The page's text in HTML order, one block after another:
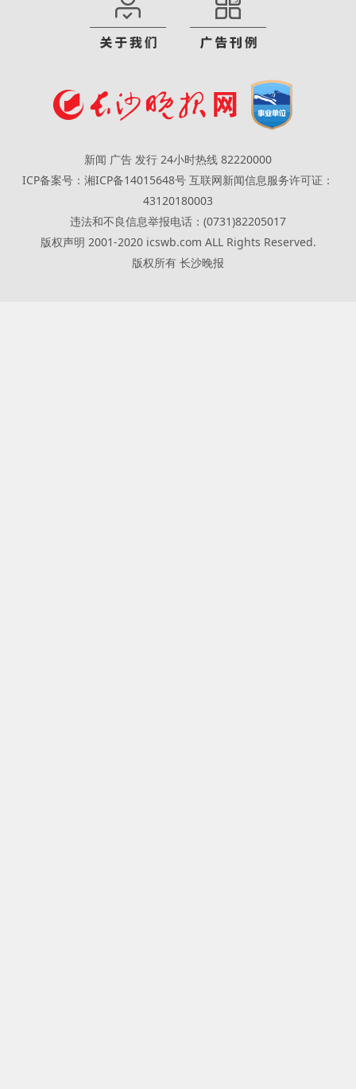
新闻 广告 发行 24小时热线 82220000
ICP备案号：湘ICP备14015648号 互联网新闻信息服务许可证：
43120180003
违法和不良信息举报电话：(0731)82205017
版权声明 2001-2020 icswb.com ALL Rights Reserved.
版权所有 长沙晚报